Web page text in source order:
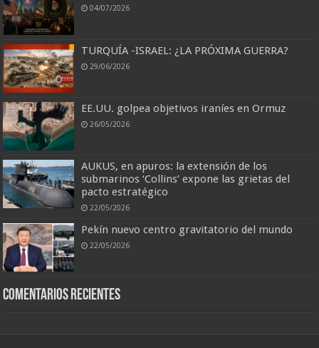
04/07/2026
TURQUÍA -ISRAEL: ¿LA PRÓXIMA GUERRA?
29/06/2026
EE.UU. golpea objetivos iraníes en Ormuz
26/05/2026
AUKUS, en apuros: la extensión de los
submarinos ‘Collins’ expone las grietas del
pacto estratégico
22/05/2026
Pekín nuevo centro gravitatorio del mundo
22/05/2026
Comentarios recientes